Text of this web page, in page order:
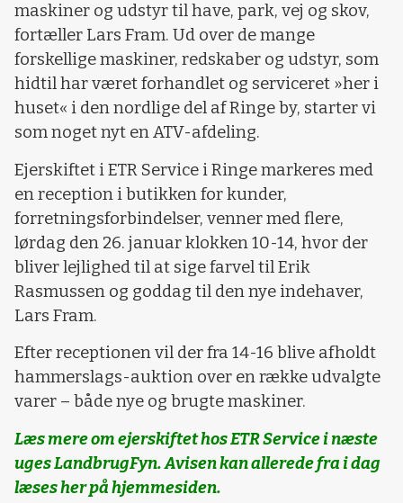
maskiner og udstyr til have, park, vej og skov,
fortæller Lars Fram. Ud over de mange
forskellige maskiner, redskaber og udstyr, som
hidtil har været forhandlet og serviceret »her i
huset« i den nordlige del af Ringe by, starter vi
som noget nyt en ATV-afdeling.
Ejerskiftet i ETR Service i Ringe markeres med
en reception i butikken for kunder,
forretningsforbindelser, venner med flere,
lørdag den 26. januar klokken 10-14, hvor der
bliver lejlighed til at sige farvel til Erik
Rasmussen og goddag til den nye indehaver,
Lars Fram.
Efter receptionen vil der fra 14-16 blive afholdt
hammerslags-auktion over en række udvalgte
varer – både nye og brugte maskiner.
Læs mere om ejerskiftet hos ETR Service i næste
uges LandbrugFyn. Avisen kan allerede fra i dag
læses her på hjemmesiden.